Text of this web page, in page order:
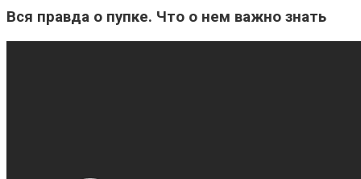
Вся правда о пупке. Что о нем важно знать